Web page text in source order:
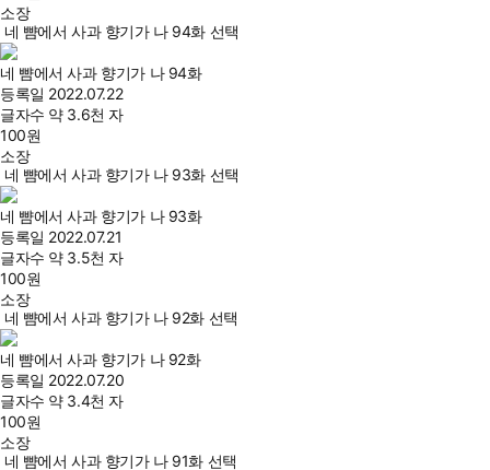
소장
네 뺨에서 사과 향기가 나 94화 선택
네 뺨에서 사과 향기가 나 94화
등록일 2022.07.22
글자수 약 3.6천 자
100원
소장
네 뺨에서 사과 향기가 나 93화 선택
네 뺨에서 사과 향기가 나 93화
등록일 2022.07.21
글자수 약 3.5천 자
100원
소장
네 뺨에서 사과 향기가 나 92화 선택
네 뺨에서 사과 향기가 나 92화
등록일 2022.07.20
글자수 약 3.4천 자
100원
소장
네 뺨에서 사과 향기가 나 91화 선택